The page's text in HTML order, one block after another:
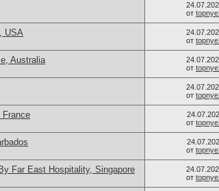
от
USA
от
Australia
от
от
France
от
от
Far East Hospitality, Singapore
от